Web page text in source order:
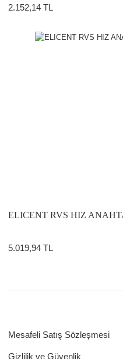
2.152,14 TL
ELICENT RVS HIZ
5.019,94 TL
Mesafeli Satış Sözleşmesi
Gizlilik ve Güvenlik